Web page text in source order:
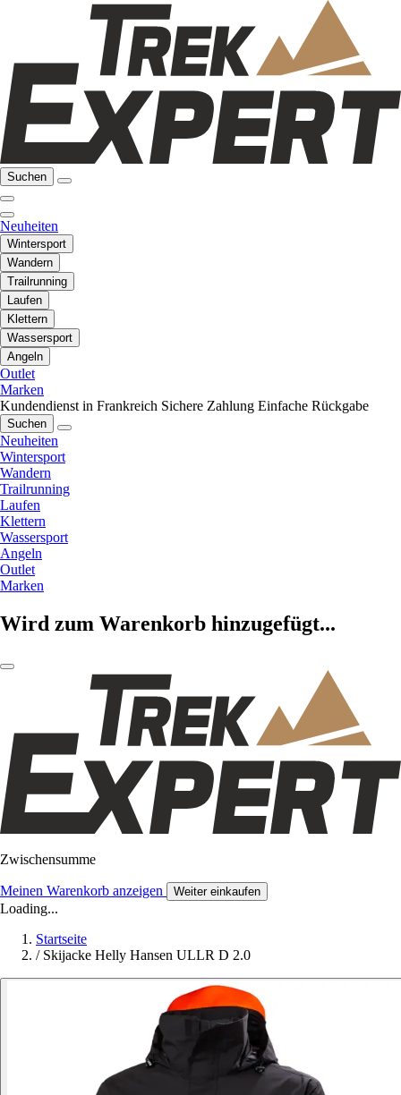
Suchen
Neuheiten
Wintersport
Wandern
Trailrunning
Laufen
Klettern
Wassersport
Angeln
Outlet
Marken
Kundendienst in Frankreich Sichere Zahlung Einfache Rückgabe
Suchen
Neuheiten
Wintersport
Wandern
Trailrunning
Laufen
Klettern
Wassersport
Angeln
Outlet
Marken
Wird zum Warenkorb hinzugefügt...
Zwischensumme
Meinen Warenkorb anzeigen Weiter einkaufen
Loading...
Startseite
/ Skijacke Helly Hansen ULLR D 2.0